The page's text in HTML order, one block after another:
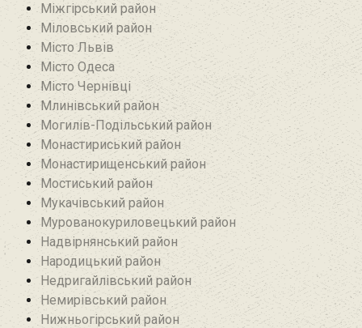
Міжгірський район
Міловський район‎
Місто Львів
Місто Одеса
Місто Чернівці
Млинівський район‎
Могилів-Подільський район
Монастириський район
Монастирищенський район
Мостиський район
Мукачівський район
Мурованокуриловецький район
Надвірнянський район
Народицький район‎
Недригайлівський район‎
Немирівський район
Нижньогірський район